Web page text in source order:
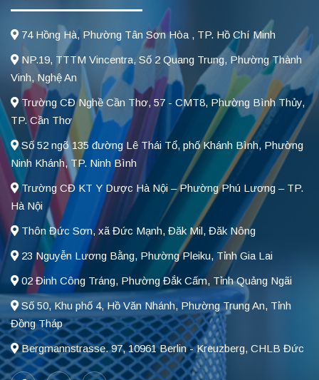
74 Hồng Hà, Phường Tân Sơn Hòa , TP. Hồ Chí Minh
NP.19, TTTM Vincentra, Số 2 Quang Trung, Phường Thành
Vinh, Nghệ An
Trường CĐ Nghề Cần Thơ, 57 - CMT8, Phường Bình Thủy,
TP. Cần Thơ
Số 52 ngõ 135 đường Lê Thái Tổ, phố Khánh Bình, Phường
Ninh Khánh, TP. Ninh Bình
Trường CĐ KT Y Dược Hà Nội – Phường Phú Lương – TP.
Hà Nội
Thôn Đức Sơn, xã Đức Mạnh, Đăk Mil, Đăk Nông
23 Nguyễn Lương Bằng, Phường Pleiku, Tỉnh Gia Lai
02 Đinh Công Tráng, Phường Đắk Cấm, Tỉnh Quảng Ngãi
Số 50, Khu phố 4, Hồ Văn Nhánh, Phường Trung An, Tỉnh
Đồng Tháp
Bergmannstrasse. 97, 10961 Berlin - Kreuzberg, CHLB Đức